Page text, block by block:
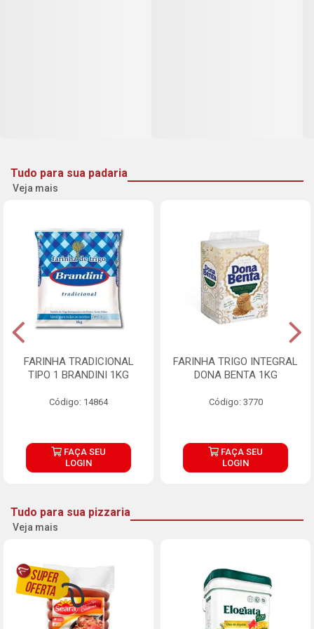
Tudo para sua padaria
Veja mais
FARINHA TRADICIONAL
TIPO 1 BRANDINI 1KG
Código: 14864
FAÇA SEU
LOGIN
FARINHA TRIGO INTEGRAL
DONA BENTA 1KG
Código: 3770
FAÇA SEU
LOGIN
Tudo para sua pizzaria
Veja mais